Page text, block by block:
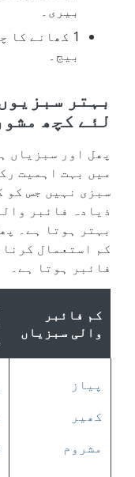
بیری۔
بیج۔
بہتر
لئے کچھ
پھل اور سبزیاں
میں بہت اہمیت
سبزی نہیں جس کو
ذیادہ فائبر
بہتر ہوتا ہے۔
کم استعمال
فائبر ہوتا ہے۔
کم فائبر
والی سبزیاں
پیاز
کھیر
مشروم